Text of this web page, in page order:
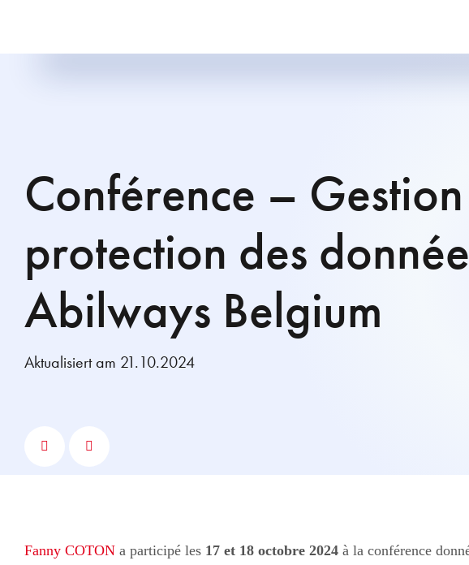
Conférence –
protection des
Abilways Belgium
Aktualisiert am 21.10.2024
Fanny COTON a participé les 17 et 18 octobre 2024 à la conférence